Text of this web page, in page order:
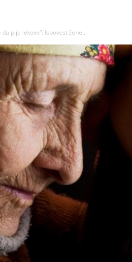
pije lekove”: Ispovest žene...